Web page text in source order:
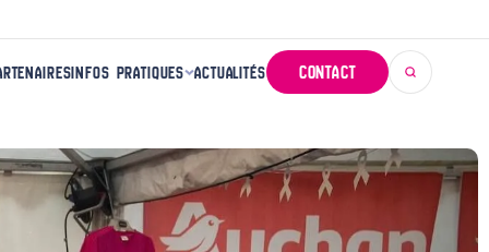
INFOS PRATIQUES
DOCUMENTS
RETRAIT DU DOSSARD
ACTUALITÉS CONTACT